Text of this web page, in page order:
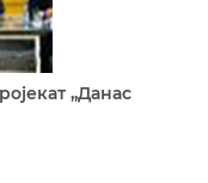
„Данас